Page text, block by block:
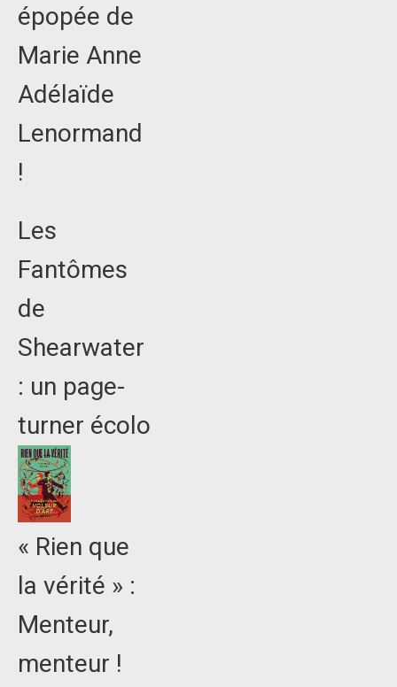
épopée de
Marie Anne
Adélaïde
Lenormand
!
Les
Fantômes
de
Shearwater
: un page-
turner écolo
« Rien que
la vérité » :
Menteur,
menteur !